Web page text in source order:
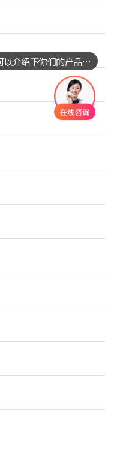
可以介绍下你们的产品么？